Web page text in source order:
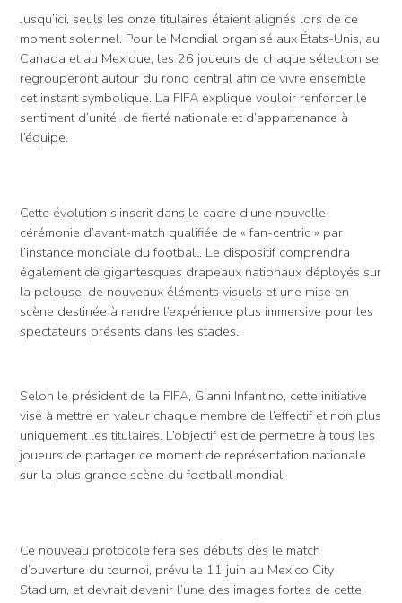
Jusqu’ici, seuls les onze titulaires étaient alignés lors de ce
moment solennel. Pour le Mondial organisé aux États-Unis, au
Canada et au Mexique, les 26 joueurs de chaque sélection se
regrouperont autour du rond central afin de vivre ensemble
cet instant symbolique. La FIFA explique vouloir renforcer le
sentiment d’unité, de fierté nationale et d’appartenance à
l’équipe.
Cette évolution s’inscrit dans le cadre d’une nouvelle
cérémonie d’avant-match qualifiée de « fan-centric » par
l’instance mondiale du football. Le dispositif comprendra
également de gigantesques drapeaux nationaux déployés sur
la pelouse, de nouveaux éléments visuels et une mise en
scène destinée à rendre l’expérience plus immersive pour les
spectateurs présents dans les stades.
Selon le président de la FIFA, Gianni Infantino, cette initiative
vise à mettre en valeur chaque membre de l’effectif et non plus
uniquement les titulaires. L’objectif est de permettre à tous les
joueurs de partager ce moment de représentation nationale
sur la plus grande scène du football mondial.
Ce nouveau protocole fera ses débuts dès le match
d’ouverture du tournoi, prévu le 11 juin au Mexico City
Stadium, et devrait devenir l’une des images fortes de cette